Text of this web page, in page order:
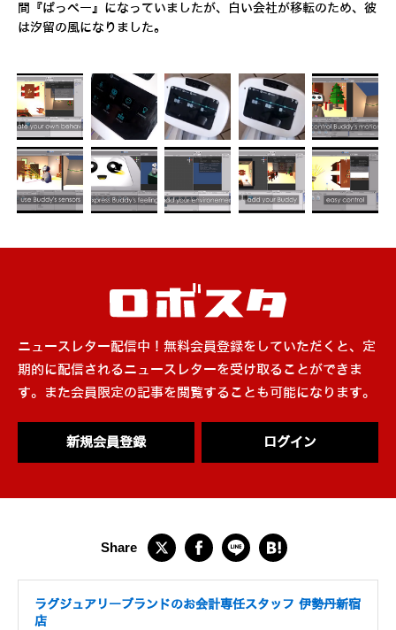
間『ぱっぺー』になっていましたが、白い会社が移転のため、彼
は汐留の風になりました。
ニュースレター配信中！無料会員登録をしていただくと、定
期的に配信されるニュースレターを受け取ることができま
す。また会員限定の記事を閲覧することも可能になります。
新規会員登録 ログイン
ラグジュアリーブランドのお会計専任スタッフ 伊勢丹新宿
店